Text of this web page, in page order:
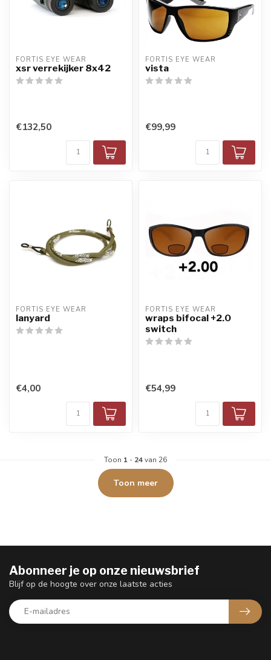
FORTIS EYE WEAR
xsr verrekijker 8x42
€132,50
FORTIS EYE WEAR
vista
€99,99
FORTIS EYE WEAR
lanyard
€4,00
FORTIS EYE WEAR
wraps bifocal +2.0
switch
€54,99
Toon 1 - 24van 26
Toon meer
Abonneer je op onze nieuwsbrief
Blijf op de hoogte over onze laatste acties